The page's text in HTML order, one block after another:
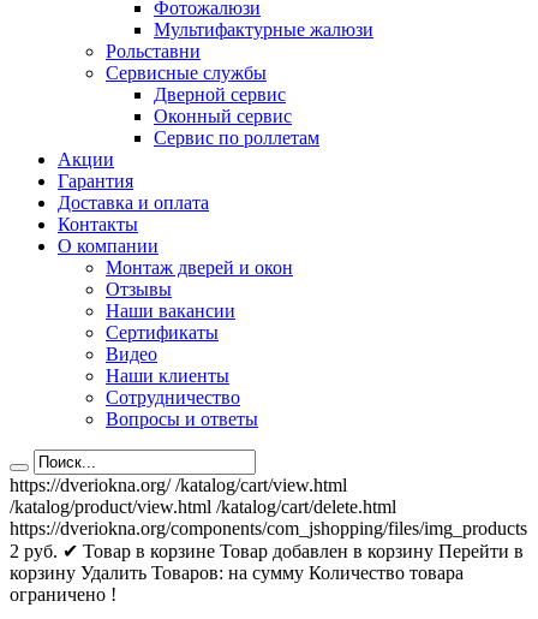
Фотожалюзи
Мультифактурные жалюзи
Рольставни
Сервисные службы
Дверной сервис
Оконный сервис
Сервис по роллетам
Акции
Гарантия
Доставка и оплата
Контакты
О компании
Монтаж дверей и окон
Отзывы
Наши вакансии
Сертификаты
Видео
Наши клиенты
Сотрудничество
Вопросы и ответы
https://dveriokna.org/ /katalog/cart/view.html
/katalog/product/view.html /katalog/cart/delete.html
https://dveriokna.org/components/com_jshopping/files/img_products
2 руб. ✔ Товар в корзине Товар добавлен в корзину Перейти в
корзину Удалить Товаров: на сумму Количество товара
ограничено !